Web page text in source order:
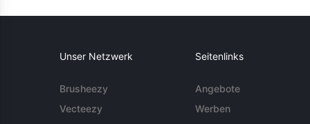
Unser Netzwerk
Brusheezy
Vecteezy
Seitenlinks
Angebote
Werben